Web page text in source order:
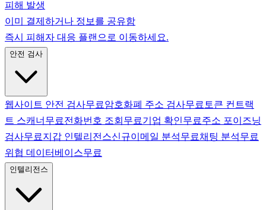
피해 발생
이미 결제하거나 정보를 공유함
즉시 피해자 대응 플랜으로 이동하세요.
안전 검사
웹사이트 안전 검사무료암호화폐 주소 검사무료 토큰 컨트랙
트 스캐너 무료전화번호 조회 무료기업 확인무료주소 포이즈닝
검사무료지갑 인텔리전스신규이메일 분석무료채팅 분석무료
위협 데이터베이스무료
인텔리전스